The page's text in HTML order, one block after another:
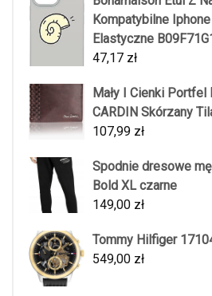
Kompatybilne
Elastyczne
47,17 zł
Mały I Cienki Portfel
CARDIN Skórzany
107,99 zł
Spodnie dresowe
Bold XL czarne
149,00 zł
Tommy Hilfiger
549,00 zł